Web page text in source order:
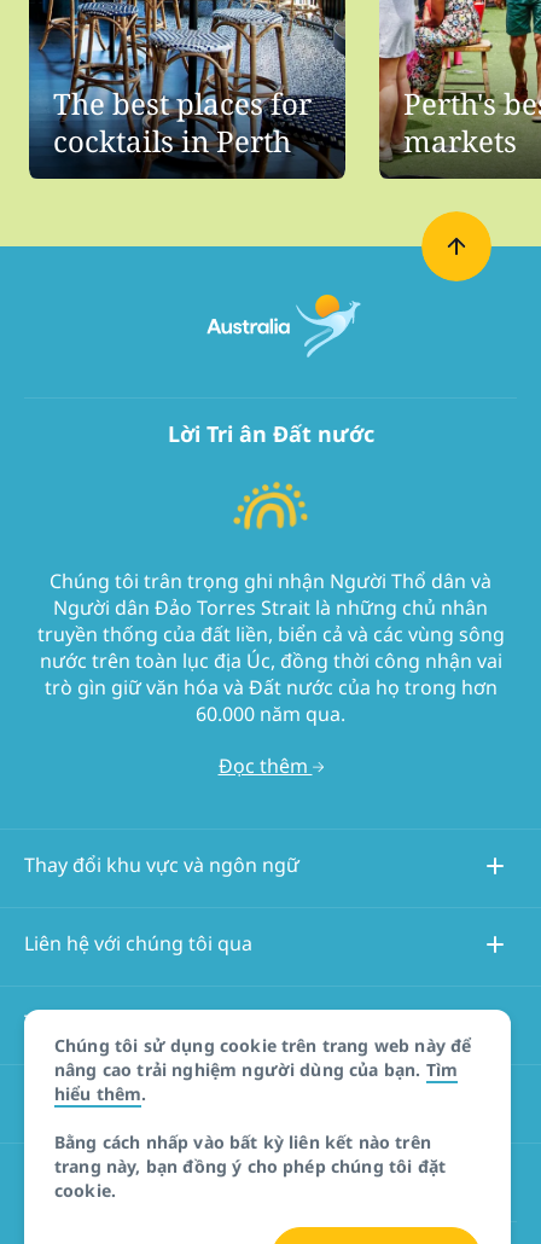
The best places for
cocktails in Perth
Perth's
markets
Chúng tôi sử dụng cookie trên trang web này để
nâng cao trải nghiệm người dùng của bạn. Tìm
hiểu thêm.
Bằng cách nhấp vào bất kỳ liên kết nào trên
trang này, bạn đồng ý cho phép chúng tôi đặt
cookie.
Lời Tri ân Đất nước
Chúng tôi trân trọng ghi nhận Người Thổ dân và
Người dân Đảo Torres Strait là những chủ nhân
truyền thống của đất liền, biển cả và các vùng sông
nước trên toàn lục địa Úc, đồng thời công nhận vai
trò gìn giữ văn hóa và Đất nước của họ trong hơn
60.000 năm qua.
Đọc thêm
Thay đổi khu vực và ngôn ngữ
Liên hệ với chúng tôi qua
Thông tin về trang web này
Các trang web khác
Tuyên bố miễn trừ trách nhiệm đối với sản phẩm